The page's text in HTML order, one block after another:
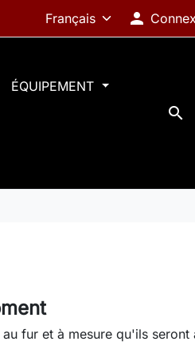

ÉQUIPEMENT

fur et à mesure qu'ils seront